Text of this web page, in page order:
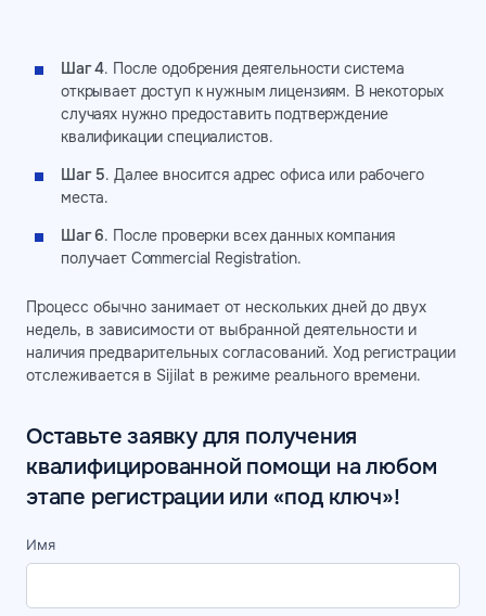
Шаг 4. После одобрения деятельности система
открывает доступ к нужным лицензиям. В некоторых
случаях нужно предоставить подтверждение
квалификации специалистов.
Шаг 5. Далее вносится адрес офиса или рабочего
места.
Шаг 6. После проверки всех данных компания
получает Commercial Registration.
Процесс обычно занимает от нескольких дней до двух
недель, в зависимости от выбранной деятельности и
наличия предварительных согласований. Ход регистрации
отслеживается в Sijilat в режиме реального времени.
Оставьте заявку для получения
квалифицированной помощи на любом
этапе регистрации или «под ключ»!
Имя